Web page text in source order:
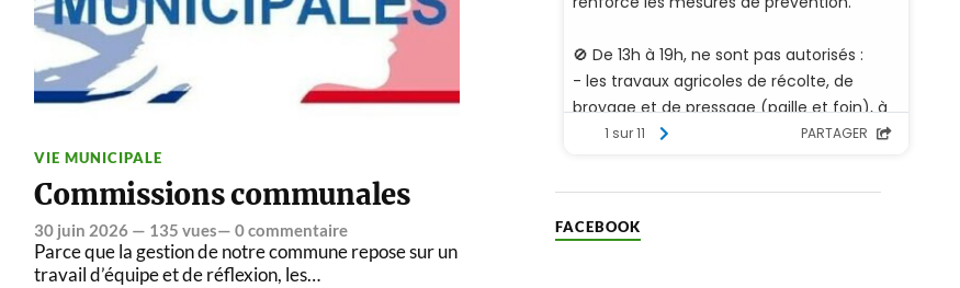
VIE MUNICIPALE
Commissions communales
30 juin 2026 — 135 vues—0 commentaire
Parce que la gestion de notre commune repose sur un
travail d’équipe et de réflexion, les…
FACEBOOK